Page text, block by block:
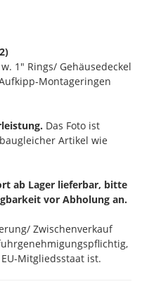
1" Rings/ Gehäusedeckel
Montageringen
Das Foto ist
Artikel wie
ab Lager lieferbar, bitte
vor Abholung an.
Zwischenverkauf
Mitgliedsstaat ist.